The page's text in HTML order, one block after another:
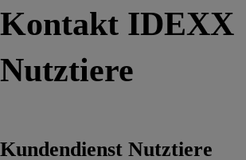
Kontakt IDEXX
Nutztiere
Kundendienst Nutztiere